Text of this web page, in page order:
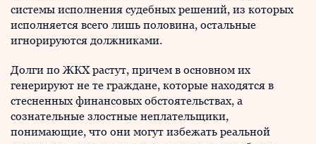
системы исполнения судебных решений, из которых
исполняется всего лишь половина, остальные
игнорируются должниками.
Долги по ЖКХ растут, причем в основном их
генерируют не те граждане, которые находятся в
стесненных финансовых обстоятельствах, а
сознательные злостные неплательщики,
понимающие, что они могут избежать реальной